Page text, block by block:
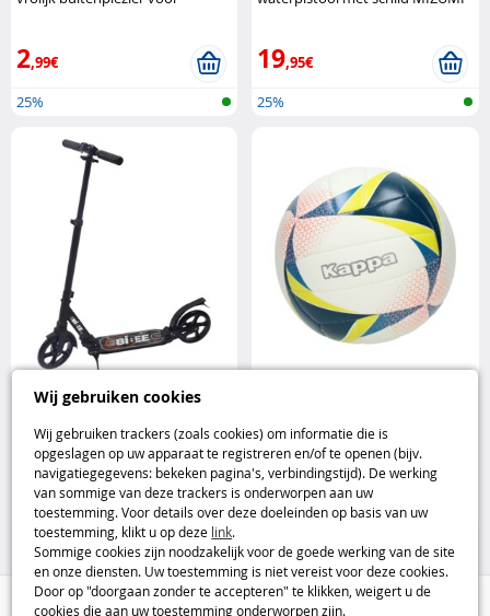
Wij gebruiken cookies
Wij gebruiken trackers (zoals cookies) om informatie die is
opgeslagen op uw apparaat te registreren en/of te openen (bijv.
navigatiegegevens: bekeken pagina's, verbindingstijd). De werking
van sommige van deze trackers is onderworpen aan uw
toestemming. Voor details over deze doeleinden op basis van uw
toestemming, klikt u op deze link.
Sommige cookies zijn noodzakelijk voor de goede werking van de site
en onze diensten. Uw toestemming is niet vereist voor deze cookies.
Door op "doorgaan zonder te accepteren" te klikken, weigert u de
cookies die aan uw toestemming onderworpen zijn.
2,99€
25%
19,95€
25%
Bibee Pump Zwart step voor
dagelijks gebruik Bibee
59,95€
25%
9,95€
Buitenspellen
Hulp / Contact